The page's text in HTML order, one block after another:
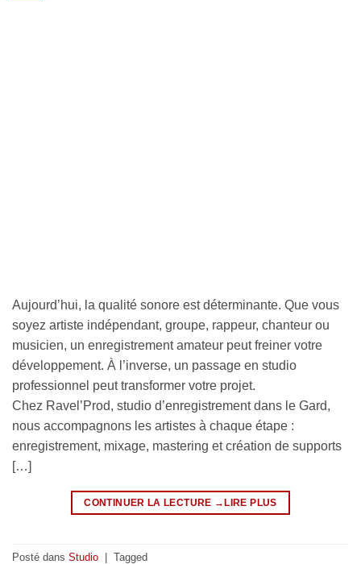
Aujourd’hui, la qualité sonore est déterminante. Que vous
soyez artiste indépendant, groupe, rappeur, chanteur ou
musicien, un enregistrement amateur peut freiner votre
développement. À l’inverse, un passage en studio
professionnel peut transformer votre projet.
Chez Ravel’Prod, studio d’enregistrement dans le Gard,
nous accompagnons les artistes à chaque étape :
enregistrement, mixage, mastering et création de supports
[…]
CONTINUER LA LECTURE →
Posté dans Studio
Tagged